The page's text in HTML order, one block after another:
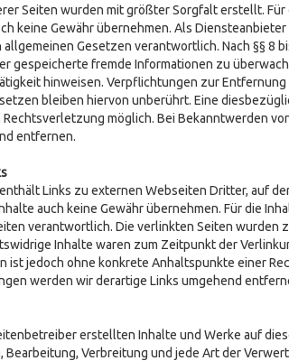
Seiten wurden mit größter Sorgfalt erstellt.
keine Gewähr übernehmen. Als
allgemeinen Gesetzen verantwortlich. Nach §§ 8
gespeicherte fremde Informationen zu
hinweisen. Verpflichtungen zur
bleiben hiervon unberührt. Eine
möglich. Bei Bekanntwerden
entfernen.
Links zu externen Webseiten Dritter, auf
auch keine Gewähr übernehmen. Für die
verantwortlich. Die verlinkten Seiten wurden
Inhalte waren zum Zeitpunkt der
ist jedoch ohne konkrete Anhaltspunkte einer
werden wir derartige Links umgehend
erstellten Inhalte und Werke auf
Bearbeitung, Verbreitung und jede Art der